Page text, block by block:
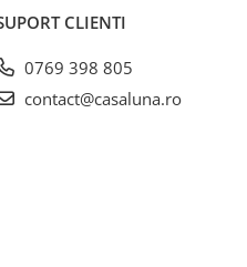
CLIENTI
0769 398 805
contact@casaluna.ro